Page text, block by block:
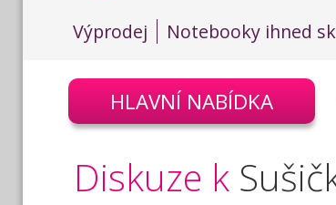
Výprodej Notebooky ihned
HLAVNÍ NABÍDKA
Diskuze k